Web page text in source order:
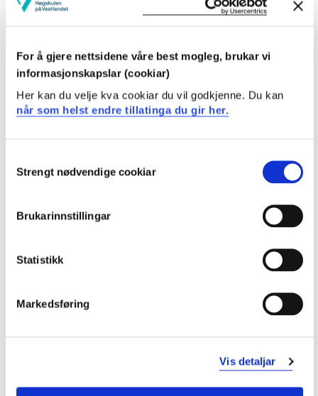
For å gjere nettsidene våre best mogleg, brukar vi
informasjonskapslar (cookiar)
Her kan du velje kva cookiar du vil godkjenne. Du kan
når som helst endre tillatinga du gir her.
Selection
Strengt nødvendige cookiar
Brukarinnstillingar
Statistikk
Markedsføring
Vis detaljar
konklusjoner innenfor fagområdet
Krav til forkunnskaper
Ingen
Det benyttes studentaktive- og digitale læringsformer i
Forelesning
Spørretime
Individuelt arbeid med kasuistikk (notat levert til
Gruppearbeid med kasuistikk
Studiet har tilgjengelig ressurser i form av video,
podkast og litteratur. Bearbeiding av fagstoff foregår